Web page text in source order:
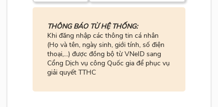
THÔNG BÁO TỪ HỆ THỐNG:
Khi đăng nhập các thông tin cá nhân
(Họ và tên, ngày sinh, giới tính, số điện
thoại,...) được đồng bộ từ VNeID sang
Cổng Dịch vụ công Quốc gia để phục vụ
giải quyết TTHC